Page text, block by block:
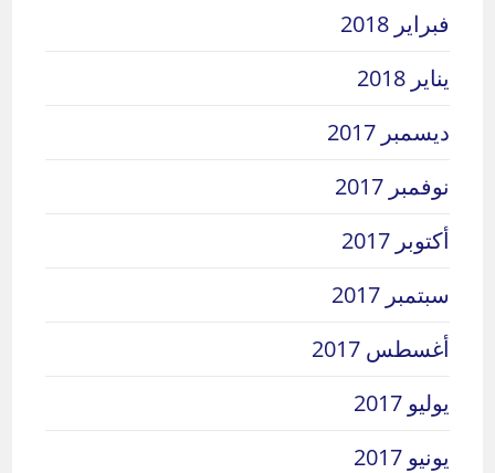
فبراير 2018
يناير 2018
ديسمبر 2017
نوفمبر 2017
أكتوبر 2017
سبتمبر 2017
أغسطس 2017
يوليو 2017
يونيو 2017